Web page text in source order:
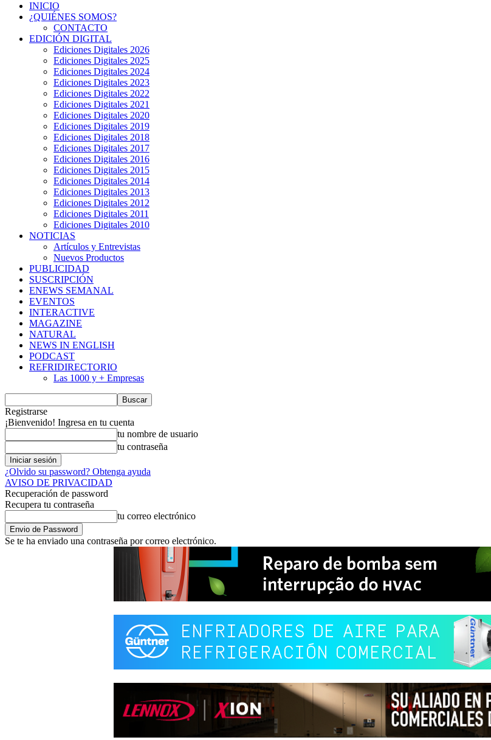
INICIO
¿QUIÉNES SOMOS?
CONTACTO
EDICIÓN DIGITAL
Ediciones Digitales 2026
Ediciones Digitales 2025
Ediciones Digitales 2024
Ediciones Digitales 2023
Ediciones Digitales 2022
Ediciones Digitales 2021
Ediciones Digitales 2020
Ediciones Digitales 2019
Ediciones Digitales 2018
Ediciones Digitales 2017
Ediciones Digitales 2016
Ediciones Digitales 2015
Ediciones Digitales 2014
Ediciones Digitales 2013
Ediciones Digitales 2012
Ediciones Digitales 2011
Ediciones Digitales 2010
NOTICIAS
Artículos y Entrevistas
Nuevos Productos
PUBLICIDAD
SUSCRIPCIÓN
ENEWS SEMANAL
EVENTOS
INTERACTIVE
MAGAZINE
NATURAL
NEWS IN ENGLISH
PODCAST
REFRIDIRECTORIO
Las 1000 y + Empresas
Registrarse
¡Bienvenido! Ingresa en tu cuenta
tu nombre de usuario
tu contraseña
¿Olvido su password? Obtenga ayuda
AVISO DE PRIVACIDAD
Recuperación de password
Recupera tu contraseña
tu correo electrónico
Se te ha enviado una contraseña por correo electrónico.